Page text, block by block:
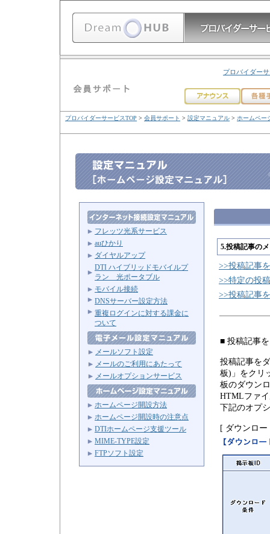
プロバイダー
プロバイダーサービスTOP > 会員サポート > 設定マニュアル > ホームペー
フレッツ光系サービス
auひかり
ダイヤルアップ
DTI ハイブリッドモバイルプ
ラン 光ポータブル
モバイル接続
DNSサーバー設定方法
重複ログインに対する課金に
ついて
メールソフト設定
メールのご利用にあたって
メールオプションサービス
ホームページ開設方法
ホームページ開設時の注意点
DTIホームページ支援ツール
MIME-TYPE設定
FTPソフト設定
5.投稿記事の
>>投稿記事
>>特定の投
>>投稿記事
■ 投稿記事
投稿記事を
板)」をクリ
板のダウン
HTMLファ
下記のオプ
[ ダウンロ